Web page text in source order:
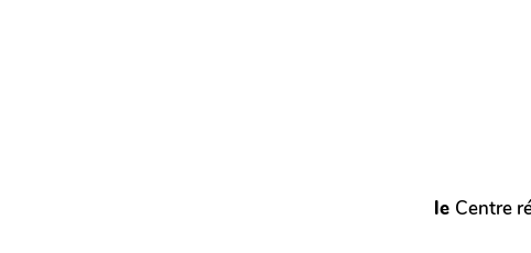
le Centre